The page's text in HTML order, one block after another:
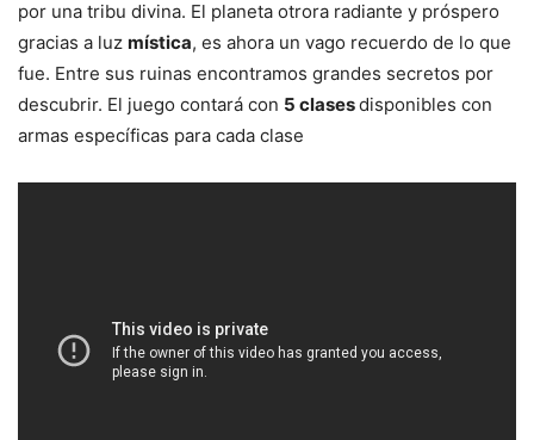
por una tribu divina. El planeta otrora radiante y próspero
gracias a luz mística, es ahora un vago recuerdo de lo que
fue. Entre sus ruinas encontramos grandes secretos por
descubrir. El juego contará con 5 clasesdisponibles con
armas específicas para cada clase